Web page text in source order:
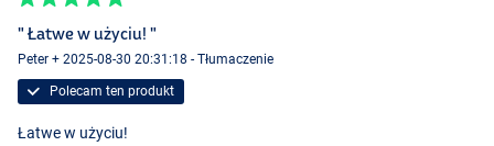
" Łatwe w użyciu! "
Peter + 2025-08-30 20:31:18 - Tłumaczenie
Polecam ten produkt
Łatwe w użyciu!